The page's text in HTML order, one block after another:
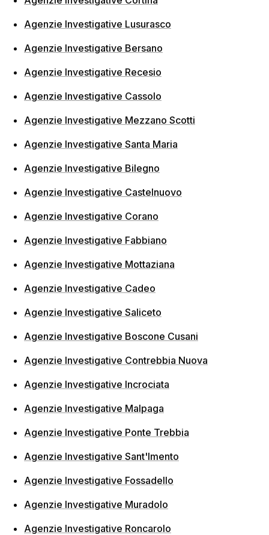
Agenzie Investigative Lusurasco
Agenzie Investigative Bersano
Agenzie Investigative Recesio
Agenzie Investigative Cassolo
Agenzie Investigative Mezzano Scotti
Agenzie Investigative Santa Maria
Agenzie Investigative Bilegno
Agenzie Investigative Castelnuovo
Agenzie Investigative Corano
Agenzie Investigative Fabbiano
Agenzie Investigative Mottaziana
Agenzie Investigative Cadeo
Agenzie Investigative Saliceto
Agenzie Investigative Boscone Cusani
Agenzie Investigative Contrebbia Nuova
Agenzie Investigative Incrociata
Agenzie Investigative Malpaga
Agenzie Investigative Ponte Trebbia
Agenzie Investigative Sant'Imento
Agenzie Investigative Fossadello
Agenzie Investigative Muradolo
Agenzie Investigative Roncarolo